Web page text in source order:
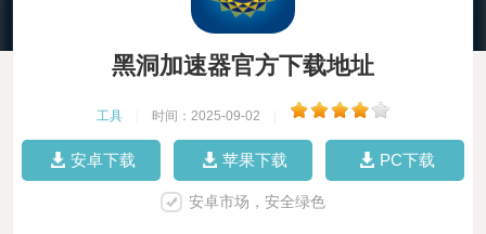
黑洞加速器官方下载地址
工具 时间：2025-09-02
安卓下载 苹果下载 PC下载
安卓市场，安全绿色